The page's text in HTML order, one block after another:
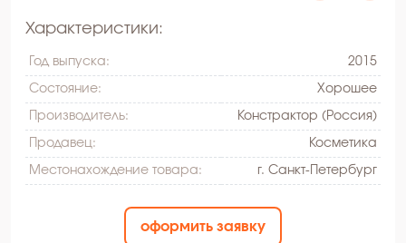
Характеристики:
Год выпуска: 2015
Состояние: Xорошее
Производитель: Констрактор (Россия)
Продавец: Косметика
Местонахождение товара: г. Санкт-Петербург
оформить заявку